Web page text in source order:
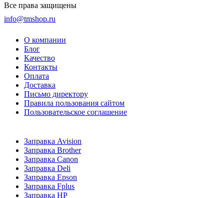
Все права защищены
info@tmshop.ru
О компании
Блог
Качество
Контакты
Оплата
Доставка
Письмо директору
Правила пользования сайтом
Пользовательское соглашение
Заправка Avision
Заправка Brother
Заправка Canon
Заправка Deli
Заправка Epson
Заправка Fplus
Заправка HP